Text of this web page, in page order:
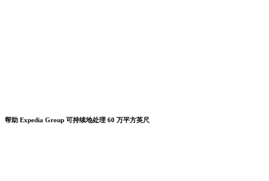
帮助 Expedia Group 可持续地处理 60 万平方英尺